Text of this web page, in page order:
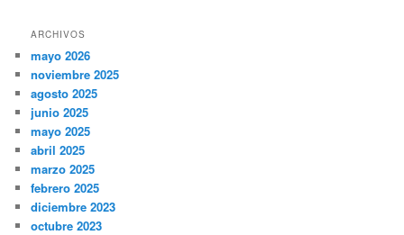
ARCHIVOS
mayo 2026
noviembre 2025
agosto 2025
junio 2025
mayo 2025
abril 2025
marzo 2025
febrero 2025
diciembre 2023
octubre 2023